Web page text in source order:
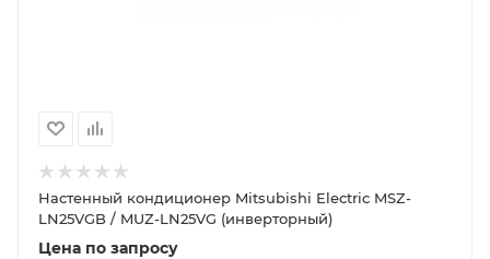
Настенный кондиционер Mitsubishi Electric MSZ-
LN25VGB / MUZ-LN25VG (инверторный)
Цена по запросу